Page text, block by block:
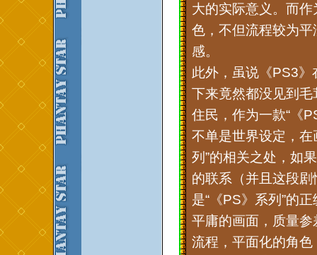
大的实际意义。而
色，不但流程较为
感。
此外，虽说《PS3
下来竟然都没见到
住民，作为一款“《
不单是世界设定，
列”的相关之处，如
的联系（并且这段
是“《PS》系列”的
平庸的画面，质量
流程，平面化的角